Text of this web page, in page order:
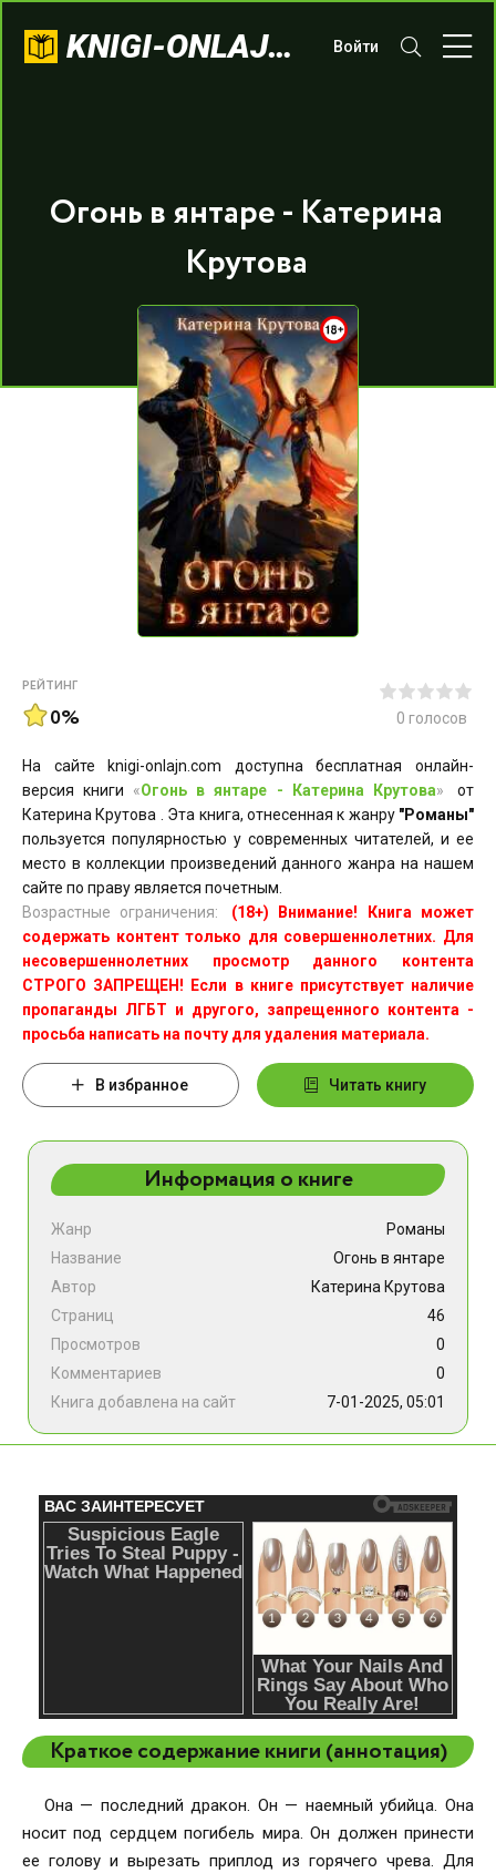
KNIGI-ONLAJN.COM Войти
Огонь в янтаре - Катерина
Крутова
РЕЙТИНГ
0% 0 голосов
На сайте knigi-onlajn.com доступна бесплатная онлайн-
версия книги «Огонь в янтаре - Катерина Крутова»
от
Катерина Крутова . Эта книга, отнесенная к жанру "Романы"
пользуется популярностью у современных читателей, и ее
место в коллекции произведений данного жанра на нашем
сайте по праву является почетным.
Возрастные ограничения:
(18+) Внимание! Книга может
содержать контент только для совершеннолетних. Для
несовершеннолетних просмотр данного контента
СТРОГО ЗАПРЕЩЕН! Если в книге присутствует наличие
пропаганды ЛГБТ и другого, запрещенного контента -
просьба написать на почту для удаления материала.
В избранное Читать книгу
Информация о книге
Жанр
Романы
Название
Огонь в янтаре
Автор
Катерина Крутова
Страниц
46
Просмотров
0
Комментариев
0
Книга добавлена на сайт
7-01-2025, 05:01
Краткое содержание книги (аннотация)
Она — последний дракон. Он — наемный убийца. Она
носит под сердцем погибель мира. Он должен принести
ее голову и вырезать приплод из горячего чрева. Для